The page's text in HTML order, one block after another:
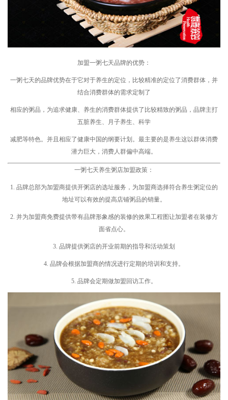
加盟一粥七天品牌的优势：
一粥七天的品牌优势在于它对于养生的定位，比较精准的定位了消费群体，并
结合消费群体的需求定制了
相应的粥品，为追求健康、养生的消费群体提供了比较精致的粥品，品牌主打
五脏养生、月子养生、科学
减肥等特色。并且相应了健康中国的纲要计划。最主要的是养生这以群体消费
潜力巨大，消费人群偏中高端。
一粥七天养生粥店加盟政策：
1. 品牌总部为加盟商提供开粥店的选址服务，为加盟商选择符合养生粥定位的
地址可以有效的提高店铺粥品的销量。
2. 并为加盟商免费提供带有品牌形象感的装修的效果工程图让加盟者在装修方
面省点心。
3. 品牌提供粥店的开业前期的指导和活动策划
4. 品牌会根据加盟商的情况进行定期的培训和支持。
5. 品牌会定期做加盟回访工作。